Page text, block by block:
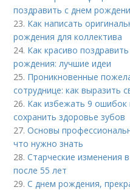
поздравить с днем
23. Как написать
рождения для коллектива
24. Как красиво
рождения: лучшие идеи
25. Проникновенные
сотруднице: как выразить
26. Как избежать 9 ошибок
сохранить здоровье зубов
27.Основы
что нужно знать
28.Старческие изменения
после 55 лет
29.С днем рождения,